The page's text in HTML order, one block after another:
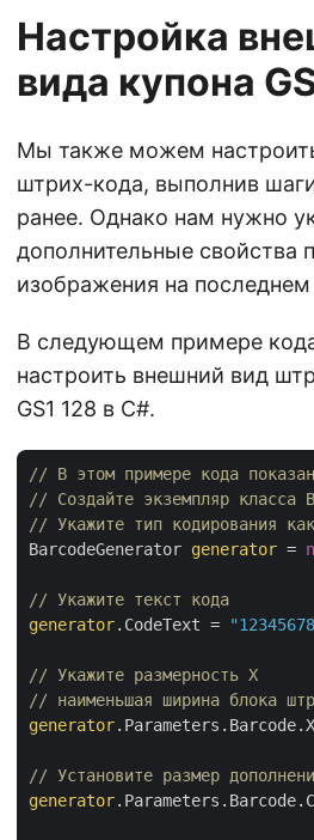
Настройка
вида купона
Мы также можем
штрих-кода, выполнив
ранее. Однако нам нужно
дополнительные свойства
изображения на последнем
В следующем примере
настроить внешний вид
GS1 128 в C#.
// В этом примере кода
// Создайте экземпляр класса
// Укажите тип кодирования как
BarcodeGenerator generator =
// Укажите текст кода
generator.CodeText =
// Укажите размерность X
// наименьшая ширина блока
generator
// Установите размер
generator